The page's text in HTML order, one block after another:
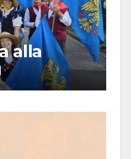
alla